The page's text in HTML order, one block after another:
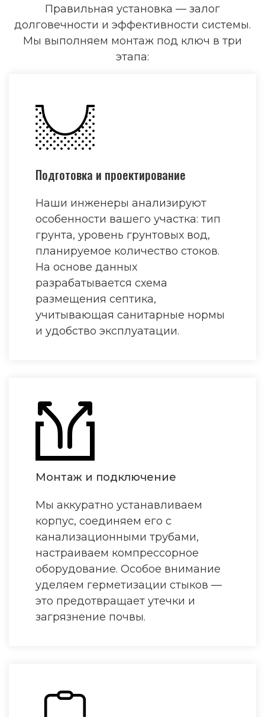
Правильная установка — залог
долговечности и эффективности системы.
Мы выполняем монтаж под ключ в три
этапа:
Подготовка и проектирование
Наши инженеры анализируют
особенности вашего участка: тип
грунта, уровень грунтовых вод,
планируемое количество стоков.
На основе данных
разрабатывается схема
размещения септика,
учитывающая санитарные нормы
и удобство эксплуатации.
Монтаж и подключение
Мы аккуратно устанавливаем
корпус, соединяем его с
канализационными трубами,
настраиваем компрессорное
оборудование. Особое внимание
уделяем герметизации стыков —
это предотвращает утечки и
загрязнение почвы.